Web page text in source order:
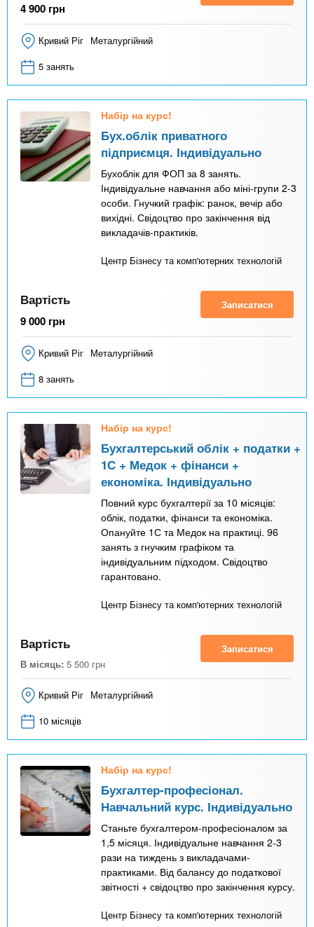
4 900 грн
Кривий Ріг Металургійний
5 занять
Набір на курс!
Бух.облік приватного
підприємця. Індивідуально
Бухоблік для ФОП за 8 занять.
Індивідуальне навчання або міні-групи 2-3
особи. Гнучкий графік: ранок, вечір або
вихідні. Свідоцтво про закінчення від
викладачів-практиків.
Центр Бізнесу та комп'ютерних технологій
Вартість
9 000 грн
Записатися
Кривий Ріг Металургійний
8 занять
Набір на курс!
Бухгалтерський облік + податки +
1С + Медок + фінанси +
економіка. Індивідуально
Повний курс бухгалтерії за 10 місяців:
облік, податки, фінанси та економіка.
Опануйте 1С та Медок на практиці. 96
занять з гнучким графіком та
індивідуальним підходом. Свідоцтво
гарантовано.
Центр Бізнесу та комп'ютерних технологій
Вартість
В місяць: 5 500 грн
Записатися
Кривий Ріг Металургійний
10 місяців
Набір на курс!
Бухгалтер-професіонал.
Навчальний курс. Індивідуально
Станьте бухгалтером-професіоналом за
1,5 місяця. Індивідуальне навчання 2-3
рази на тиждень з викладачами-
практиками. Від балансу до податкової
звітності + свідоцтво про закінчення курсу.
Центр Бізнесу та комп'ютерних технологій